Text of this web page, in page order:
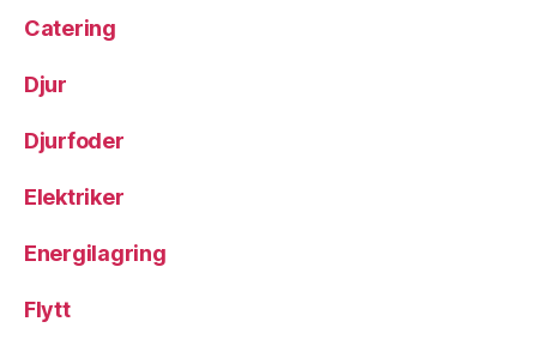
Catering
Djur
Djurfoder
Elektriker
Energilagring
Flytt